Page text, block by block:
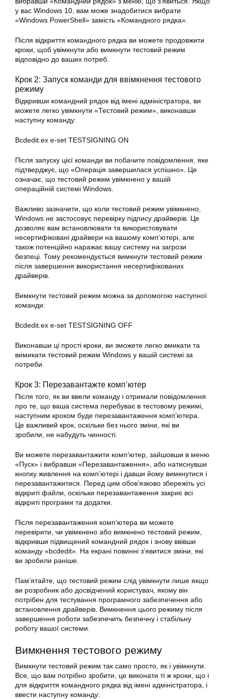
у вас Windows 10, вам може знадобитися вибрати
«Windows PowerShell» замість «Командного рядка».
Після відкриття командного рядка ви можете продовжити
кроки, щоб увімкнути або вимкнути тестовий режим
відповідно до ваших потреб.
Крок 2: Запуск команди для ввімкнення тестового
режиму
Відкривши командний рядок від імені адміністратора, ви
можете легко увімкнути «Тестовий режим», виконавши
наступну команду:
Bcdedit.ex e-set TESTSIGNING ON
Після запуску цієї команди ви побачите повідомлення, яке
підтверджує, що «Операція завершилася успішно». Це
означає, що тестовий режим увімкнено у вашій
операційній системі Windows.
Важливо зазначити, що коли тестовий режим увімкнено,
Windows не застосовує перевірку підпису драйверів. Це
дозволяє вам встановлювати та використовувати
несертифіковані драйвери на вашому комп’ютері, але
також потенційно наражає вашу систему на загрози
безпеці. Тому рекомендується вимкнути тестовий режим
після завершення використання несертифікованих
драйверів.
Вимкнути тестовий режим можна за допомогою наступної
команди:
Bcdedit.ex e-set TESTSIGNING OFF
Виконавши ці прості кроки, ви зможете легко вмикати та
вимикати тестовий режим Windows у вашій системі за
потреби.
Крок 3: Перезавантажте комп’ютер
Після того, як ви ввели команду і отримали повідомлення
про те, що ваша система перебуває в тестовому режимі,
наступним кроком буде перезавантаження комп’ютера.
Це важливий крок, оскільки без нього зміни, які ви
зробили, не набудуть чинності.
Ви можете перезавантажити комп’ютер, зайшовши в меню
«Пуск» і вибравши «Перезавантаження», або натиснувши
кнопку живлення на комп’ютері і давши йому вимкнутися і
перезавантажитися. Перед цим обов’язково збережіть усі
відкриті файли, оскільки перезавантаження закриє всі
відкриті програми та додатки.
Після перезавантаження комп’ютера ви можете
перевірити, чи увімкнено або вимкнено тестовий режим,
відкривши підвищений командний рядок і знову ввівши
команду «bcdedit». На екрані повинні з’явитися зміни, які
ви зробили раніше.
Пам’ятайте, що тестовий режим слід увімкнути лише якщо
ви розробник або досвідчений користувач, якому він
потрібен для тестування програмного забезпечення або
встановлення драйверів. Вимкнення цього режиму після
завершення роботи забезпечить безпечну і стабільну
роботу вашої системи.
Вимкнення тестового режиму
Вимкнути тестовий режим так само просто, як і увімкнути.
Все, що вам потрібно зробити, це виконати ті ж кроки, що і
для відкриття командного рядка від імені адміністратора, і
ввести наступну команду: